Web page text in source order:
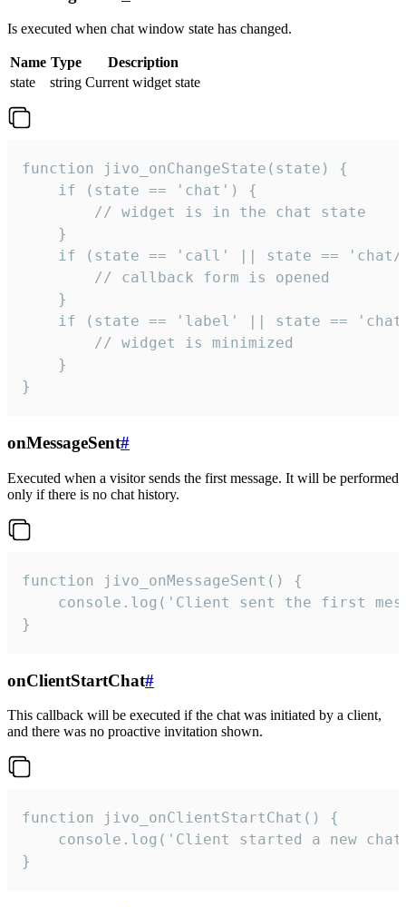
Is executed when chat window state has changed.
Name Type
Description
state
string Current widget state
function jivo_onChangeState(state) {
    if (state == 'chat') {
        // widget is in the chat state
    }
if (state == 'call' || state ==
        // callback form is opened
    }
if (state == 'label' || state ==
        // widget is minimized
    }
}
onMessageSent#
Executed when a visitor sends the first message. It will be performed
only if there is no chat history.
function jivo_onMessageSent() {
console.log('Client sent the first
}
onClientStartChat#
This callback will be executed if the chat was initiated by a client,
and there was no proactive invitation shown.
function jivo_onClientStartChat() {
console.log('Client started a new
}